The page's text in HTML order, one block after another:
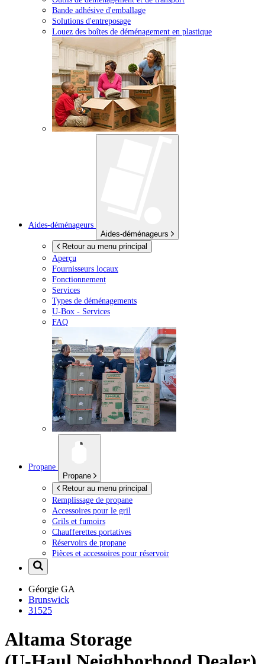
Bande adhésive d'emballage
Solutions d'entreposage
Louez des boîtes de déménagement en plastique
Aides-déménageurs
Aides-déménageurs
Retour au menu principal
Aperçu
Fournisseurs locaux
Fonctionnement
Services
Types de déménagements
U-Box - Services
FAQ
Propane
Propane
Retour au menu principal
Remplissage de propane
Accessoires pour le gril
Grils et fumoirs
Chaufferettes portatives
Réservoirs de propane
Pièces et accessoires pour réservoir
Géorgie GA
Brunswick
31525
Altama Storage